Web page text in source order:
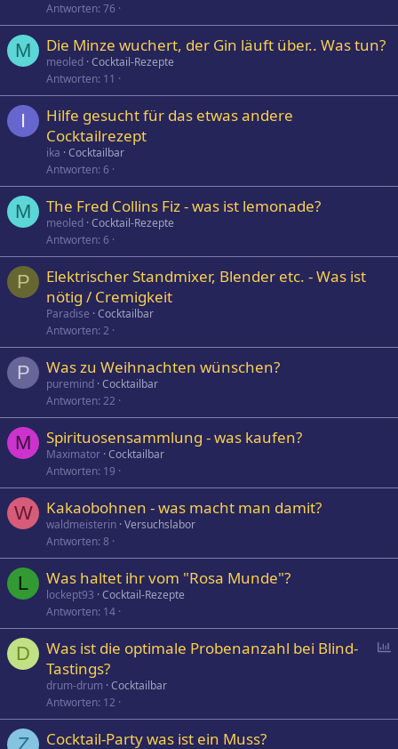
Antworten 76
M Die Minze wuchert, der Gin läuft über.. Was tun?
meoled Cocktail-Rezepte
Antworten 11
I
Hilfe gesucht für das etwas andere
Cocktailrezept
ika Cocktailbar
Antworten 6
M The Fred Collins Fiz - was ist lemonade?
meoled Cocktail-Rezepte
Antworten 6
P
Elektrischer Standmixer, Blender etc. - Was ist
nötig / Cremigkeit
Paradise Cocktailbar
Antworten 2
P Was zu Weihnachten wünschen?
puremind Cocktailbar
Antworten 22
M Spirituosensammlung - was kaufen?
Maximator Cocktailbar
Antworten 19
W Kakaobohnen - was macht man damit?
waldmeisterin Versuchslabor
Antworten 8
L Was haltet ihr vom "Rosa Munde"?
lockept93 Cocktail-Rezepte
Antworten 14
D
Was ist die optimale Probenanzahl bei Blind-
Tastings?
drum-drum Cocktailbar
Antworten 12
Z Cocktail-Party was ist ein Muss?